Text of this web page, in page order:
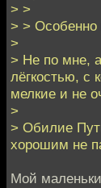
> >
> > Особенно
>
> Не по мне,
лёгкостью, с
мелкие и не
>
> Обилие
хорошим не
Мой